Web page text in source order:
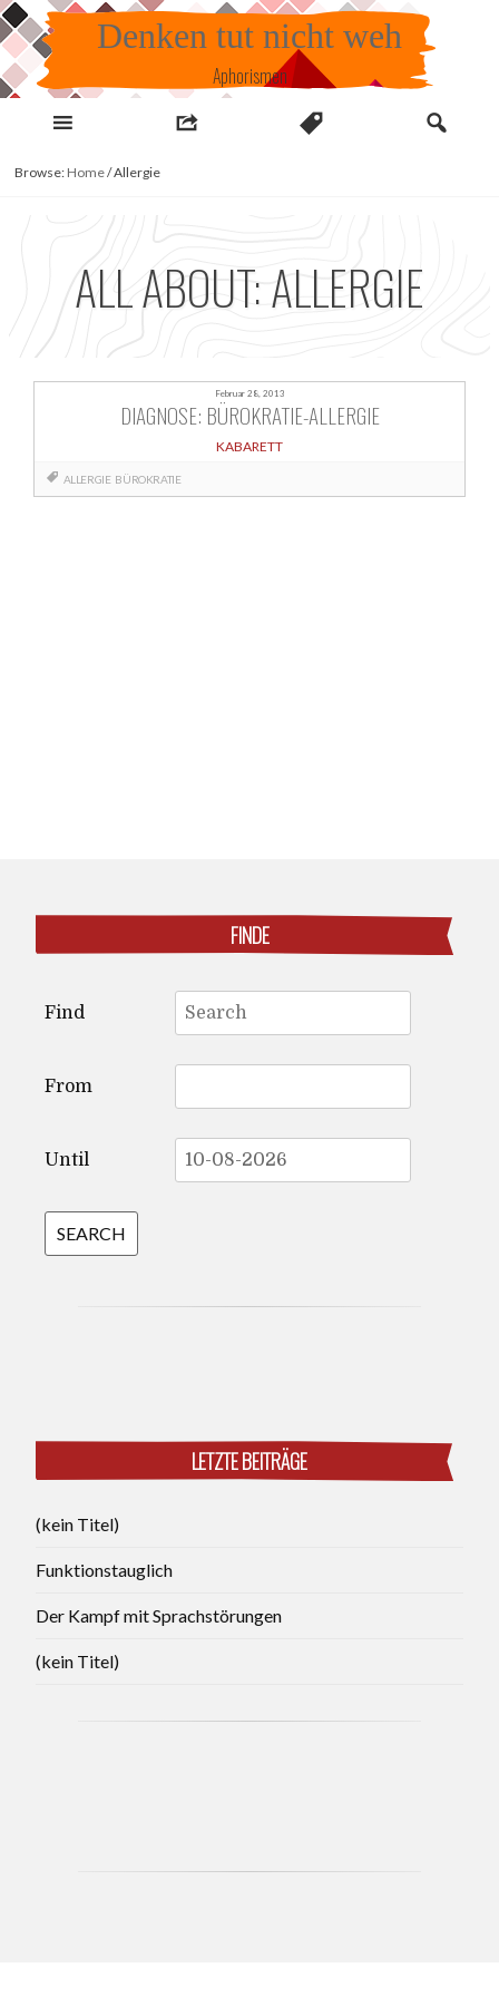
Skip
to
content
Denken tut nicht weh
Aphorismen
Browse: Home/Allergie
ALL ABOUT: ALLERGIE
Februar 28, 2013
DIAGNOSE: BÜROKRATIE-ALLERGIE
KABARETT
ALLERGIE BÜROKRATIE
FINDE
for:
Find
From
Until
LETZTE BEITRÄGE
(kein Titel)
Funktionstauglich
Der Kampf mit Sprachstörungen
(kein Titel)